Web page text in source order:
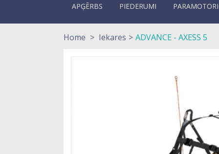
APĢĒRBS PIEDERUMI PARAMOTORI
Home > Iekares > ADVANCE - AXESS 5